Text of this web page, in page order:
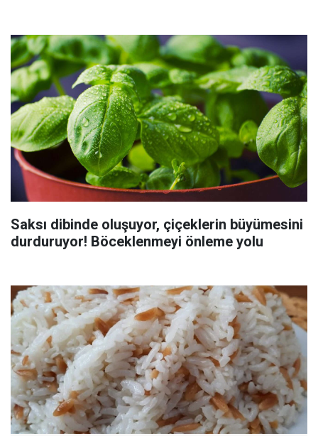
Saksı dibinde oluşuyor, çiçeklerin büyümesini
durduruyor! Böceklenmeyi önleme yolu